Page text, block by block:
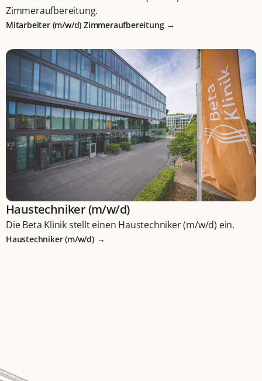
Zimmeraufbereitung.
Mitarbeiter (m/w/d) Zimmeraufbereitung
Haustechniker (m/w/d)
Die Beta Klinik stellt einen Haustechniker (m/w/d) ein.
Haustechniker (m/w/d)